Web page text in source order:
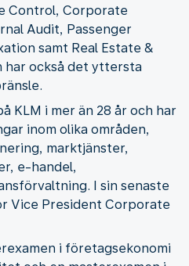
Control, Corporate
Audit, Passenger
samt Real Estate &
har också det yttersta
KLM i mer än 28 år och har
inom olika områden,
marktjänster,
e-handel,
I sin senaste
Vice President Corporate
i företagsekonomi